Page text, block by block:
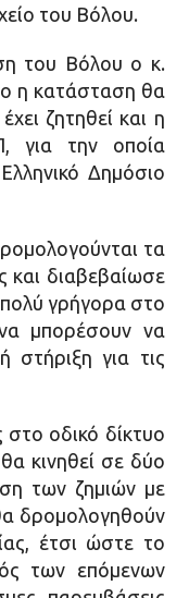
του Βόλου.
του Βόλου ο κ.
η κατάσταση θα
ζητηθεί και η
για την οποία
Δημόσιο
τα
και διαβεβαίωσε
πολύ γρήγορα στο
μπορέσουν να
στήριξη για τις
οδικό δίκτυο
κινηθεί σε δύο
των ζημιών με
δρομολογηθούν
έτσι ώστε το
των επόμενων